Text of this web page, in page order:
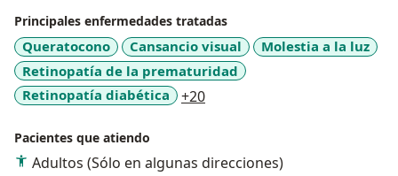
Principales enfermedades tratadas
Queratocono Cansancio visual
Molestia a la luz
Retinopatía de la prematuridad
Retinopatía diabética
+20a11y_sr_more_diseases
Pacientes que atiendo
Adultos (Sólo en algunas direcciones)